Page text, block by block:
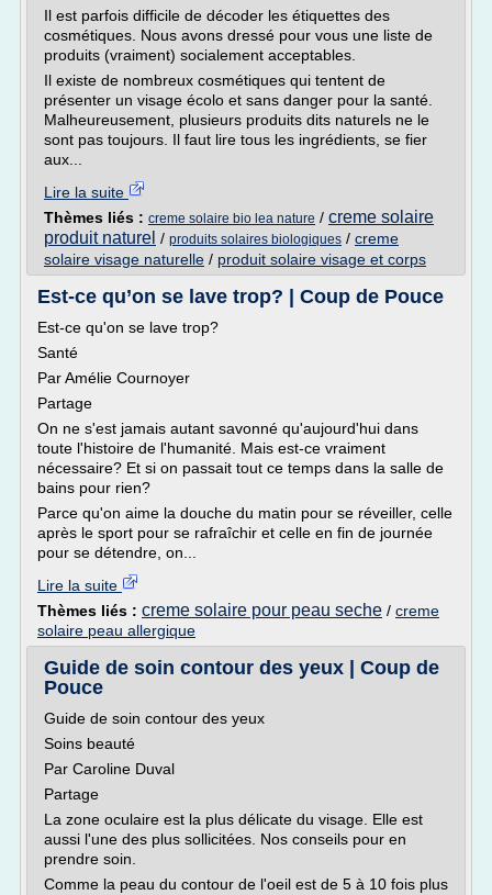
Il est parfois difficile de décoder les étiquettes des
cosmétiques. Nous avons dressé pour vous une liste de
produits (vraiment) socialement acceptables.
Il existe de nombreux cosmétiques qui tentent de
présenter un visage écolo et sans danger pour la santé.
Malheureusement, plusieurs produits dits naturels ne le
sont pas toujours. Il faut lire tous les ingrédients, se fier
aux...
Lire la suite
Thèmes liés : creme solaire bio lea nature / creme solaire
produit naturel / produits solaires biologiques / creme
solaire visage naturelle / produit solaire visage et corps
Est-ce qu’on se lave trop? | Coup de Pouce
Est-ce qu'on se lave trop?
Santé
Par Amélie Cournoyer
Partage
On ne s'est jamais autant savonné qu'aujourd'hui dans
toute l'histoire de l'humanité. Mais est-ce vraiment
nécessaire? Et si on passait tout ce temps dans la salle de
bains pour rien?
Parce qu'on aime la douche du matin pour se réveiller, celle
après le sport pour se rafraîchir et celle en fin de journée
pour se détendre, on...
Lire la suite
Thèmes liés : creme solaire pour peau seche / creme
solaire peau allergique
Guide de soin contour des yeux | Coup de
Pouce
Guide de soin contour des yeux
Soins beauté
Par Caroline Duval
Partage
La zone oculaire est la plus délicate du visage. Elle est
aussi l'une des plus sollicitées. Nos conseils pour en
prendre soin.
Comme la peau du contour de l'oeil est de 5 à 10 fois plus